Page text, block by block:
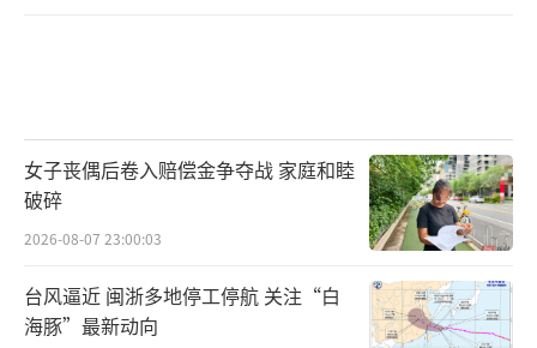
女子丧偶后卷入赔偿金争夺战 家庭和睦
破碎
2026-08-07 23:00:03
台风逼近 闽浙多地停工停航 关注“白
海豚”最新动向